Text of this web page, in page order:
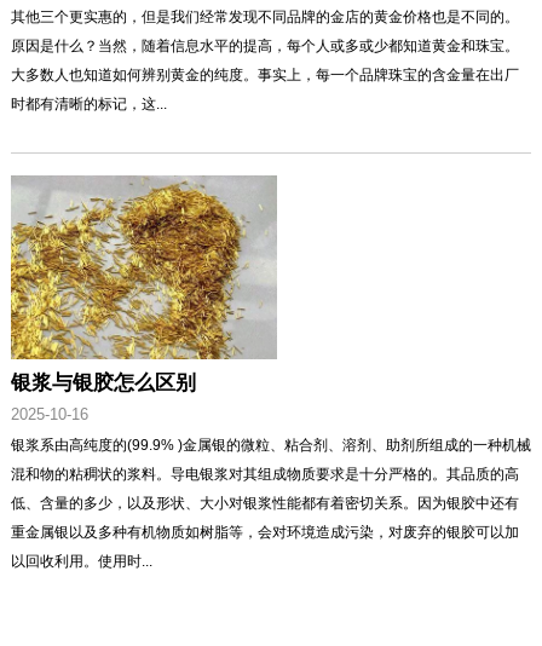
其他三个更实惠的，但是我们经常发现不同品牌的金店的黄金价格也是不同的。
原因是什么？当然，随着信息水平的提高，每个人或多或少都知道黄金和珠宝。
大多数人也知道如何辨别黄金的纯度。事实上，每一个品牌珠宝的含金量在出厂
时都有清晰的标记，这...
银浆与银胶怎么区别
2025-10-16
银浆系由高纯度的(99.9% )金属银的微粒、粘合剂、溶剂、助剂所组成的一种机械
混和物的粘稠状的浆料。导电银浆对其组成物质要求是十分严格的。其品质的高
低、含量的多少，以及形状、大小对银浆性能都有着密切关系。因为银胶中还有
重金属银以及多种有机物质如树脂等，会对环境造成污染，对废弃的银胶可以加
以回收利用。使用时...